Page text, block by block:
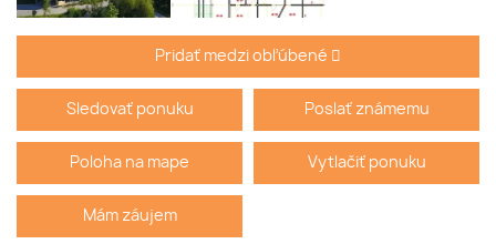
Pridať medzi obľúbené
Sledovať ponuku Poslať známemu
Poloha na mape Vytlačiť ponuku
Mám záujem